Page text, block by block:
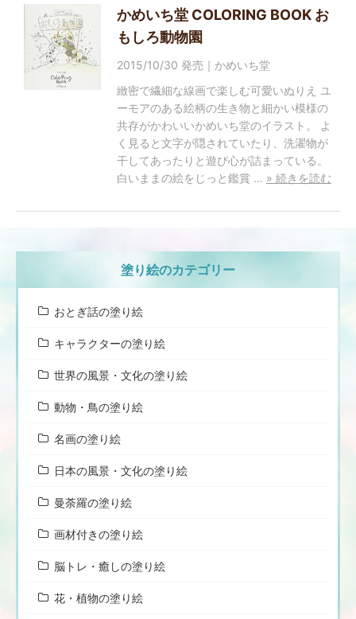
かめいち堂 COLORING BOOK お
もしろ動物園
2015/10/30 発売｜かめいち堂
緻密で繊細な線画で楽しむ可愛いぬりえ ユ
ーモアのある絵柄の生き物と細かい模様の
共存がかわいいかめいち堂のイラスト。 よ
く見ると文字が隠されていたり、洗濯物が
干してあったりと遊び心が詰まっている。
白いままの絵をじっと鑑賞 … » 続きを読む
塗り絵のカテゴリー
おとぎ話の塗り絵
キャラクターの塗り絵
世界の風景・文化の塗り絵
動物・鳥の塗り絵
名画の塗り絵
日本の風景・文化の塗り絵
曼荼羅の塗り絵
画材付きの塗り絵
脳トレ・癒しの塗り絵
花・植物の塗り絵